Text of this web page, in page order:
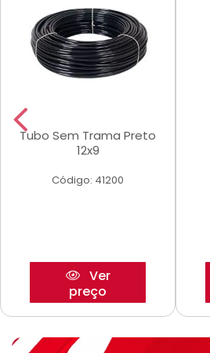
Tubo Sem Trama Preto
12x9
Código: 41200
Ver
preço